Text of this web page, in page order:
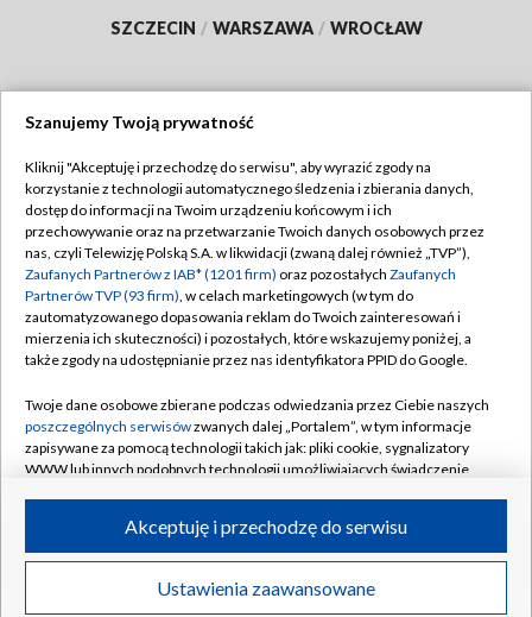
SZCZECIN / WARSZAWA / WROCŁAW
TVP
Abonament TVP
Emisja w TVP
Centrum informacji TVP
Naziemna Telewizja Cyfrowa
Rada Programowa
System NOS
Informacje o nadawcy
Program dla prasy
Regulamin TVP
Polityka prywatności
Moje zgody
Pomoc
Kontakt
Kanały
©2026 Telewizja Polska S.A. w likwidacji
Szanujemy Twoją prywatność
Kliknij "Akceptuję i przechodzę do serwisu", aby wyrazić zgody na
korzystanie z technologii automatycznego śledzenia i zbierania danych,
dostęp do informacji na Twoim urządzeniu końcowym i ich
przechowywanie oraz na przetwarzanie Twoich danych osobowych przez
nas, czyli Telewizję Polską S.A. w likwidacji (zwaną dalej również „TVP”),
Zaufanych Partnerów z IAB* (1201 firm) oraz pozostałych Zaufanych
Partnerów TVP (93 firm), w celach marketingowych (w tym do
zautomatyzowanego dopasowania reklam do Twoich zainteresowań i
mierzenia ich skuteczności) i pozostałych, które wskazujemy poniżej, a
także zgody na udostępnianie przez nas identyfikatora PPID do Google.
Twoje dane osobowe zbierane podczas odwiedzania przez Ciebie naszych
poszczególnych serwisówzwanych dalej „Portalem”, w tym informacje
zapisywane za pomocą technologii takich jak: pliki cookie, sygnalizatory
WWW lub innych podobnych technologii umożliwiających świadczenie
ruchu w Internecie.
Twoje dane osobowe zbierane podczas odwiedzania przez Ciebie
poszczególnych serwisówna Portalu, takie jak adresy IP, identyfikatory
Ustawienia zaawansowane
Akceptuję i przechodzę do serwisu